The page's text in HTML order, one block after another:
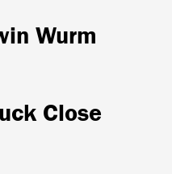
Wurm
Close